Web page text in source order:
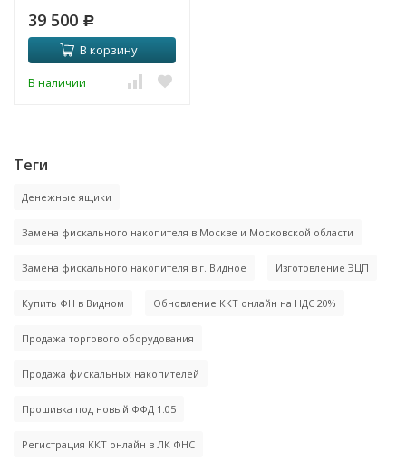
ФН, Linux, Frontol xPOS
ЕГАИС
39 500 Р
В корзину
В наличии
Теги
Денежные ящики
Замена фискального накопителя в Москве и Московской области
Замена фискального накопителя в г. Видное Изготовление ЭЦП
Купить ФН в Видном Обновление ККТ онлайн на НДС 20%
Продажа торгового оборудования
Продажа фискальных накопителей
Прошивка под новый ФФД 1.05
Регистрация ККТ онлайн в ЛК ФНС